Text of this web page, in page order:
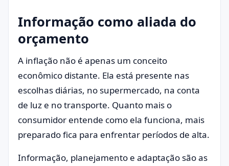
Informação como aliada do
orçamento
A inflação não é apenas um conceito
econômico distante. Ela está presente nas
escolhas diárias, no supermercado, na conta
de luz e no transporte. Quanto mais o
consumidor entende como ela funciona, mais
preparado fica para enfrentar períodos de alta.
Informação, planejamento e adaptação são as